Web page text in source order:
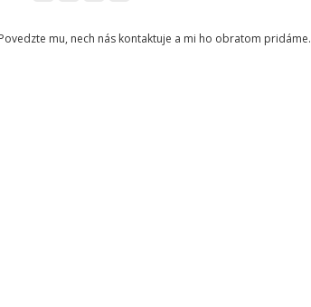
mu, nech nás kontaktuje a mi ho obratom pridáme.